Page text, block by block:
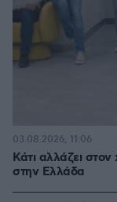
Κάτι αλλάζει στον
στην Ελλάδα
03.08.2026, 11:06